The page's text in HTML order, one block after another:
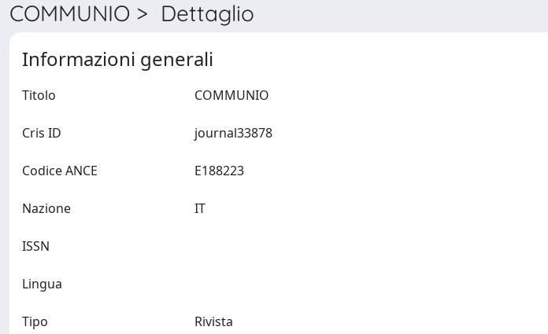
COMMUNIO > Dettaglio
Informazioni generali
Titolo
Cris ID
Codice ANCE
Nazione
ISSN
Lingua
Tipo Rivista